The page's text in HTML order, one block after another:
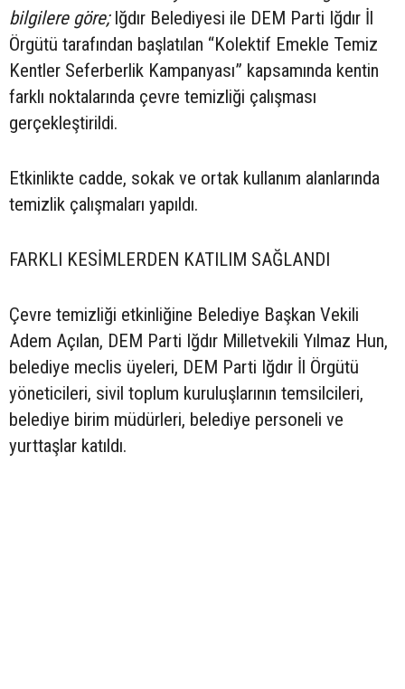
bilgilere göre;Iğdır Belediyesi ile DEM Parti Iğdır İl
Örgütü tarafından başlatılan “Kolektif Emekle Temiz
Kentler Seferberlik Kampanyası” kapsamında kentin
farklı noktalarında çevre temizliği çalışması
gerçekleştirildi.
Etkinlikte cadde, sokak ve ortak kullanım alanlarında
temizlik çalışmaları yapıldı.
FARKLI KESİMLERDEN KATILIM SAĞLANDI
Çevre temizliği etkinliğine Belediye Başkan Vekili
Adem Açılan, DEM Parti Iğdır Milletvekili Yılmaz Hun,
belediye meclis üyeleri, DEM Parti Iğdır İl Örgütü
yöneticileri, sivil toplum kuruluşlarının temsilcileri,
belediye birim müdürleri, belediye personeli ve
yurttaşlar katıldı.